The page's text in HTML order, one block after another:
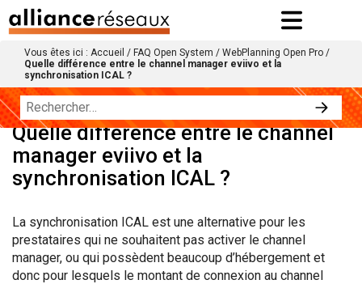
Vous êtes ici : Accueil / FAQ Open System / WebPlanning Open Pro /
Quelle différence entre le channel manager eviivo et la
synchronisation ICAL ?
Quelle différence entre le channel
manager eviivo et la
synchronisation ICAL ?
La synchronisation ICAL est une alternative pour les
prestataires qui ne souhaitent pas activer le channel
manager, ou qui possèdent beaucoup d’hébergement et
donc pour lesquels le montant de connexion au channel